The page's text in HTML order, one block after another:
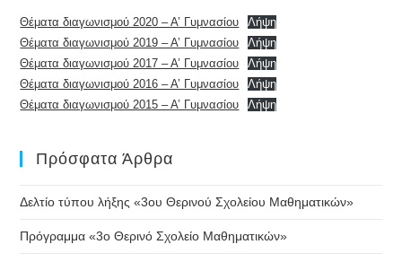
Θέματα διαγωνισμού 2020 – Α’ Γυμνασίου
Λήψη
Θέματα διαγωνισμού 2019 – Α’ Γυμνασίου
Λήψη
Θέματα διαγωνισμού 2017 – Α’ Γυμνασίου
Λήψη
Θέματα διαγωνισμού 2016 – Α’ Γυμνασίου
Λήψη
Θέματα διαγωνισμού 2015 – Α’ Γυμνασίου
Λήψη
Πρόσφατα Άρθρα
Δελτίο τύπου λήξης «3ου Θερινού Σχολείου Μαθηματικών»
Πρόγραμμα «3ο Θερινό Σχολείο Μαθηματικών»